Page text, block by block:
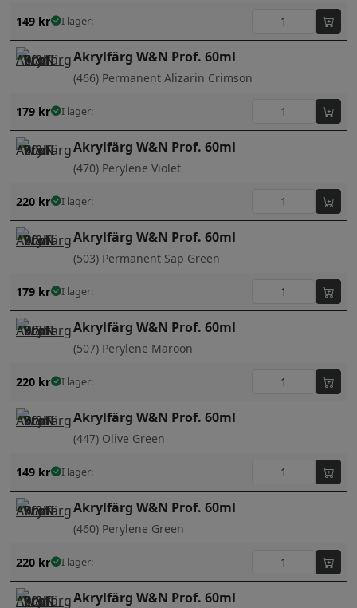
149 kr I lager:
Akrylfärg W&N Prof. 60ml
(466) Permanent Alizarin Crimson
179 kr I lager:
Akrylfärg W&N Prof. 60ml
(470) Perylene Violet
220 kr I lager:
Akrylfärg W&N Prof. 60ml
(503) Permanent Sap Green
179 kr I lager:
Akrylfärg W&N Prof. 60ml
(507) Perylene Maroon
220 kr I lager:
Akrylfärg W&N Prof. 60ml
(447) Olive Green
149 kr I lager:
Akrylfärg W&N Prof. 60ml
(460) Perylene Green
220 kr I lager:
Akrylfärg W&N Prof. 60ml